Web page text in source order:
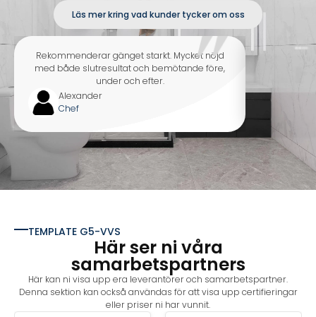
Läs mer kring vad kunder tycker om oss
Rekommenderar gänget starkt. Mycket nöjd
med både slutresultat och bemötande före,
under och efter.
Alexander
Chef
TEMPLATE G5-VVS
Här ser ni våra
samarbetspartners
Här kan ni visa upp era leverantörer och samarbetspartner.
Denna sektion kan också användas för att visa upp certifieringar
eller priser ni har vunnit.